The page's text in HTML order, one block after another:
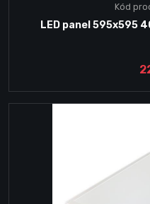
Kód
LED panel 595x595